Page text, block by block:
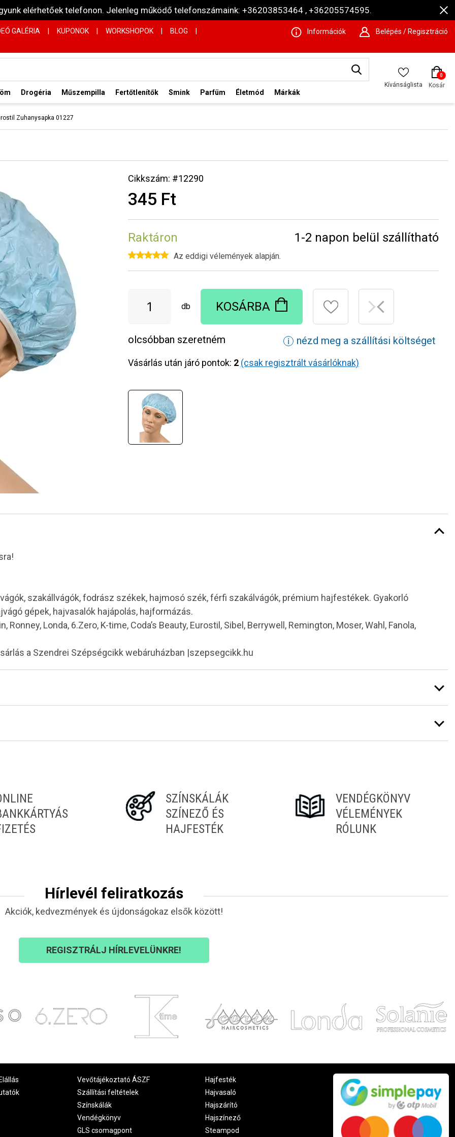
elérhetőek telefonon. Jelenleg működő telefonszámaink: +36203853464 , +36205574595.
GALÉRIA KUPONOK WORKSHOPOK BLOG Információk Belépés / Regisztráció
Drogéria Műszempilla Fertőtlenítők Smink Parfüm Életmód Márkák
Kívánságlista
0
Kosár
Zuhanysapka 01227
Cikkszám: #12290
345 Ft
Raktáron 1-2 napon belül szállítható
Az eddigi vélemények alapján.
db KOSÁRBA
olcsóbban szeretném ℹ nézd meg a szállítási költséget
Vásárlás után járó pontok: 2 (csak regisztrált vásárlóknak)
szakállvágók, fodrász székek, hajmosó szék, férfi szakálvágók, prémium hajfestékek. Gyakorló
gépek, hajvasalók hajápolás, hajformázás.
Ronney, Londa, 6.Zero, K-time, Coda’s Beauty, Eurostil, Sibel, Berrywell, Remington, Moser, Wahl, Fanola,
a Szendrei Szépségcikk webáruházban |szepsegcikk.hu
SZÍNSKÁLÁK
SZÍNEZŐ ÉS
HAJFESTÉK
VENDÉGKÖNYV
VÉLEMÉNYEK
RÓLUNK
Hírlevél feliratkozás
Akciók, kedvezmények és újdonságokaz elsők között!
REGISZTRÁLJ HÍRLEVELÜNKRE!
Vevőtájékoztató ÁSZF
Szállítási feltételek
Színskálák
Vendégkönyv
GLS csomagpont
Hajfesték
Hajvasaló
Hajszárító
Hajszínező
Steampod